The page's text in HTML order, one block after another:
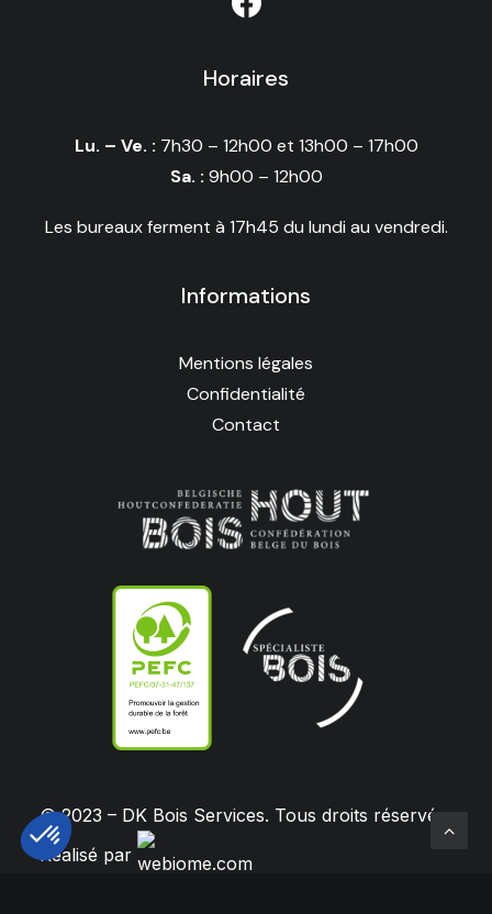
Horaires
Lu. – Ve. : 7h30 – 12h00 et 13h00 – 17h00
Sa. : 9h00 – 12h00
Les bureaux ferment à 17h45 du lundi au vendredi.
Informations
Mentions légales
Confidentialité
Contact
© 2023 – DK Bois Services. Tous droits réservés.
Réalisé par